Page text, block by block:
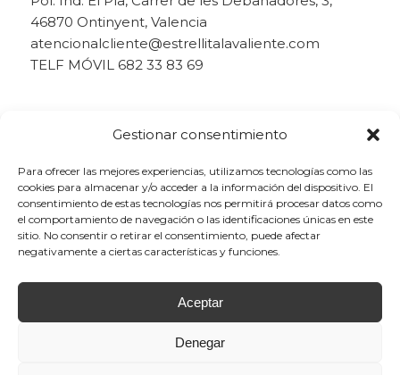
Gestionar consentimiento
Para ofrecer las mejores experiencias, utilizamos tecnologías como las
cookies para almacenar y/o acceder a la información del dispositivo. El
consentimiento de estas tecnologías nos permitirá procesar datos como
el comportamiento de navegación o las identificaciones únicas en este
sitio. No consentir o retirar el consentimiento, puede afectar
negativamente a ciertas características y funciones.
Aceptar
Denegar
46870 Ontinyent, Valencia
atencionalcliente@estrellitalavaliente.com
TELF MÓVIL 682 33 83 69